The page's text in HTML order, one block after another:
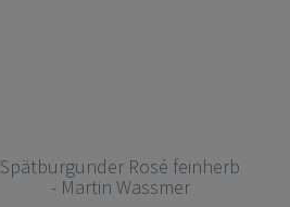
Spätburgunder Rosé feinherb
- Martin Wassmer